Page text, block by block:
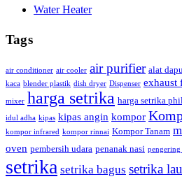
Water Heater
Tags
air conditioner air cooler air purifier alat
kaca blender plastik dish dryer Dispenser exhaust
mixer harga setrika harga setrika
idul adha kipas kipas angin kompor
kompor infrared kompor rinnai Kompor Tanam
oven pembersih udara penanak nasi
setrika setrika bagus setrika